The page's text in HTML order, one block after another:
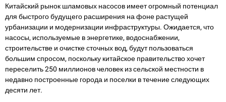
Китайский рынок шламовых насосов имеет огромный потенциал
для быстрого будущего расширения на фоне растущей
урбанизации и модернизации инфраструктуры. Ожидается, что
насосы, используемые в энергетике, водоснабжении,
строительстве и очистке сточных вод, будут пользоваться
большим спросом, поскольку китайское правительство хочет
переселить 250 миллионов человек из сельской местности в
недавно построенные города и поселки в течение следующих
десяти лет.